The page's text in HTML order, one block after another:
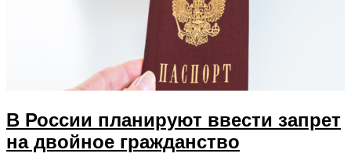
В России планируют ввести запрет
на двойное гражданство